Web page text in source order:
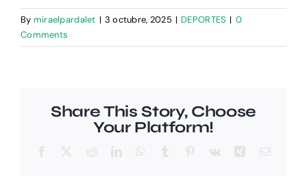
By miraelpardalet | 3 octubre, 2025 | DEPORTES | 0
Comments
Share This Story, Choose
Your Platform!
Facebook RedditLinkedInWhatsApp
Tumblr Pinterest
Vk XingEmail